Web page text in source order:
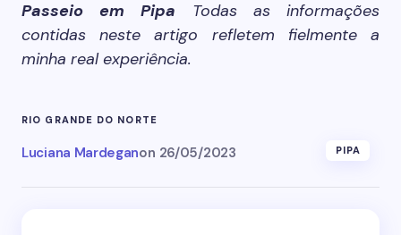
Passeio em Pipa Todas as informações
contidas neste artigo refletem fielmente a
minha real experiência.
RIO GRANDE DO NORTE
Luciana Mardeganon 26/05/2023 PIPA